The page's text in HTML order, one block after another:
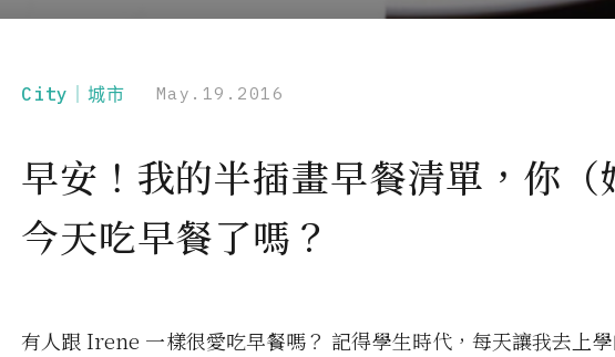
City｜城市 May.19.2016
早安！我的半插畫早餐清單，你（
今天吃早餐了嗎？
有人跟 Irene 一樣很愛吃早餐嗎？ 記得學生時代，每天讓我去上